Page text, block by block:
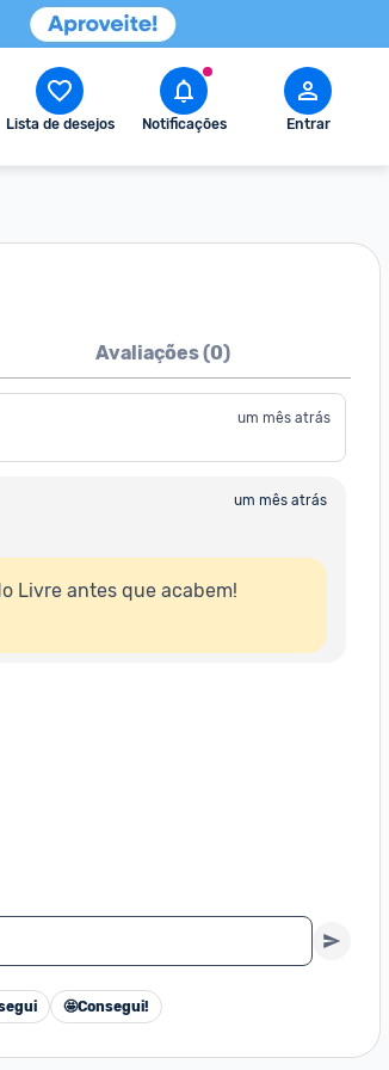
Lista de desejos Notificações Entrar
Avaliações (0)
um mês atrás
um mês atrás
Livre antes que acabem!
🤩Consegui!